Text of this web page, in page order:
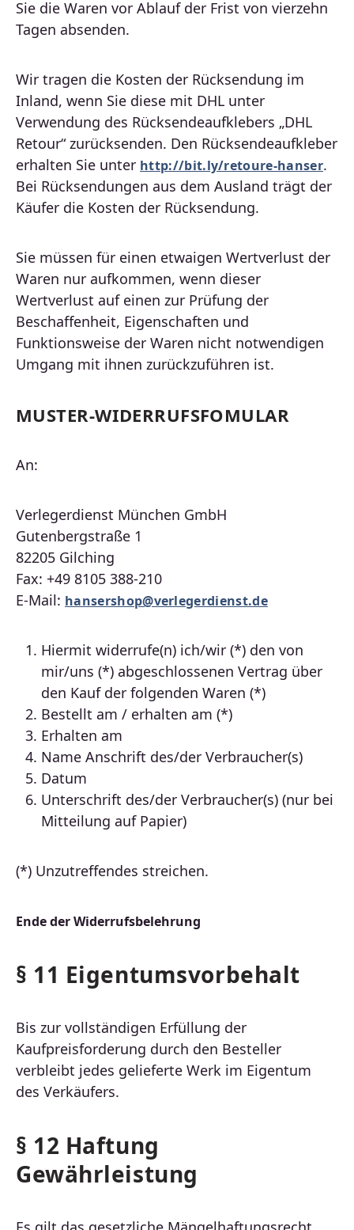
Sie die Waren vor Ablauf der Frist von vierzehn
Tagen absenden.
Wir tragen die Kosten der Rücksendung im
Inland, wenn Sie diese mit DHL unter
Verwendung des Rücksendeaufklebers „DHL
Retour“ zurücksenden. Den Rücksendeaufkleber
erhalten Sie unter http://bit.ly/retoure-hanser.
Bei Rücksendungen aus dem Ausland trägt der
Käufer die Kosten der Rücksendung.
Sie müssen für einen etwaigen Wertverlust der
Waren nur aufkommen, wenn dieser
Wertverlust auf einen zur Prüfung der
Beschaffenheit, Eigenschaften und
Funktionsweise der Waren nicht notwendigen
Umgang mit ihnen zurückzuführen ist.
MUSTER-WIDERRUFSFOMULAR
An:
Verlegerdienst München GmbH
Gutenbergstraße 1
82205 Gilching
Fax: +49 8105 388-210
E-Mail: hansershop@verlegerdienst.de
Hiermit widerrufe(n) ich/wir (*) den von
mir/uns (*) abgeschlossenen Vertrag über
den Kauf der folgenden Waren (*)
Bestellt am / erhalten am (*)
Erhalten am
Name Anschrift des/der Verbraucher(s)
Datum
Unterschrift des/der Verbraucher(s) (nur bei
Mitteilung auf Papier)
(*) Unzutreffendes streichen.
Ende der Widerrufsbelehrung
§ 11 Eigentumsvorbehalt
Bis zur vollständigen Erfüllung der
Kaufpreisforderung durch den Besteller
verbleibt jedes gelieferte Werk im Eigentum
des Verkäufers.
§ 12 Haftung
Gewährleistung